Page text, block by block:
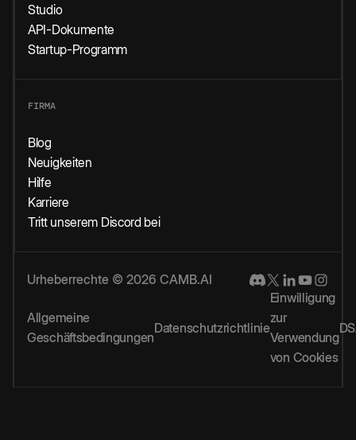
Studio
API-Dokumente
Startup-Programm
FIRMA
Blog
Neuigkeiten
Hilfe
Karriere
Tritt unserem Discord bei
Urheberrechte © 2026 CAMB.AI
Allgemeine
Geschäftsbedingungen
Datenschutzrichtlinie
Einwilligung
zur
Verwendung
von Cookies